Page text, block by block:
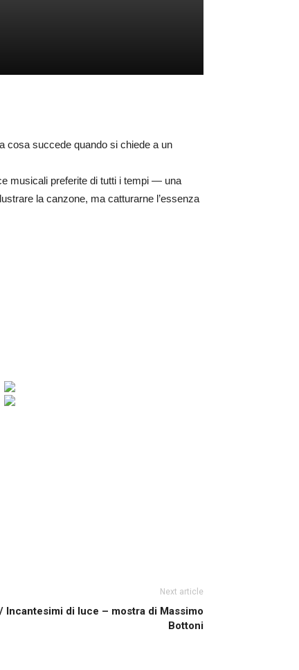
cosa succede quando si chiede a un
musicali preferite di tutti i tempi — una
la canzone, ma catturarne l’essenza
Next article
di luce – mostra di Massimo
Bottoni